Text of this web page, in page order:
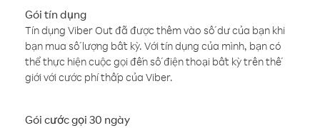
Gói tín dụng
Tín dụng Viber Out đã được thêm vào số dư của bạn khi
bạn mua số lượng bất kỳ. Với tín dụng của mình, bạn có
thể thực hiện cuộc gọi đến số điện thoại bất kỳ trên thế
giới với cước phí thấp của Viber.
Gói cước gọi 30 ngày